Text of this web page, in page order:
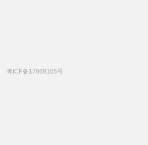
粤ICP备17068105号